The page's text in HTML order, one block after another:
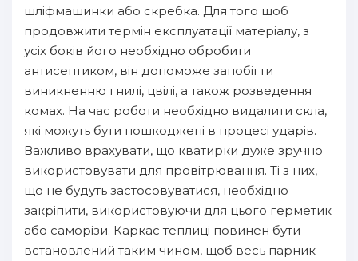
шліфмашинки або скребка. Для того щоб
продовжити термін експлуатації матеріалу, з
усіх боків його необхідно обробити
антисептиком, він допоможе запобігти
виникненню гнилі, цвілі, а також розведення
комах. На час роботи необхідно видалити скла,
які можуть бути пошкоджені в процесі ударів.
Важливо врахувати, що кватирки дуже зручно
використовувати для провітрювання. Ті з них,
що не будуть застосовуватися, необхідно
закріпити, використовуючи для цього герметик
або саморізи. Каркас теплиці повинен бути
встановлений таким чином, щоб весь парник